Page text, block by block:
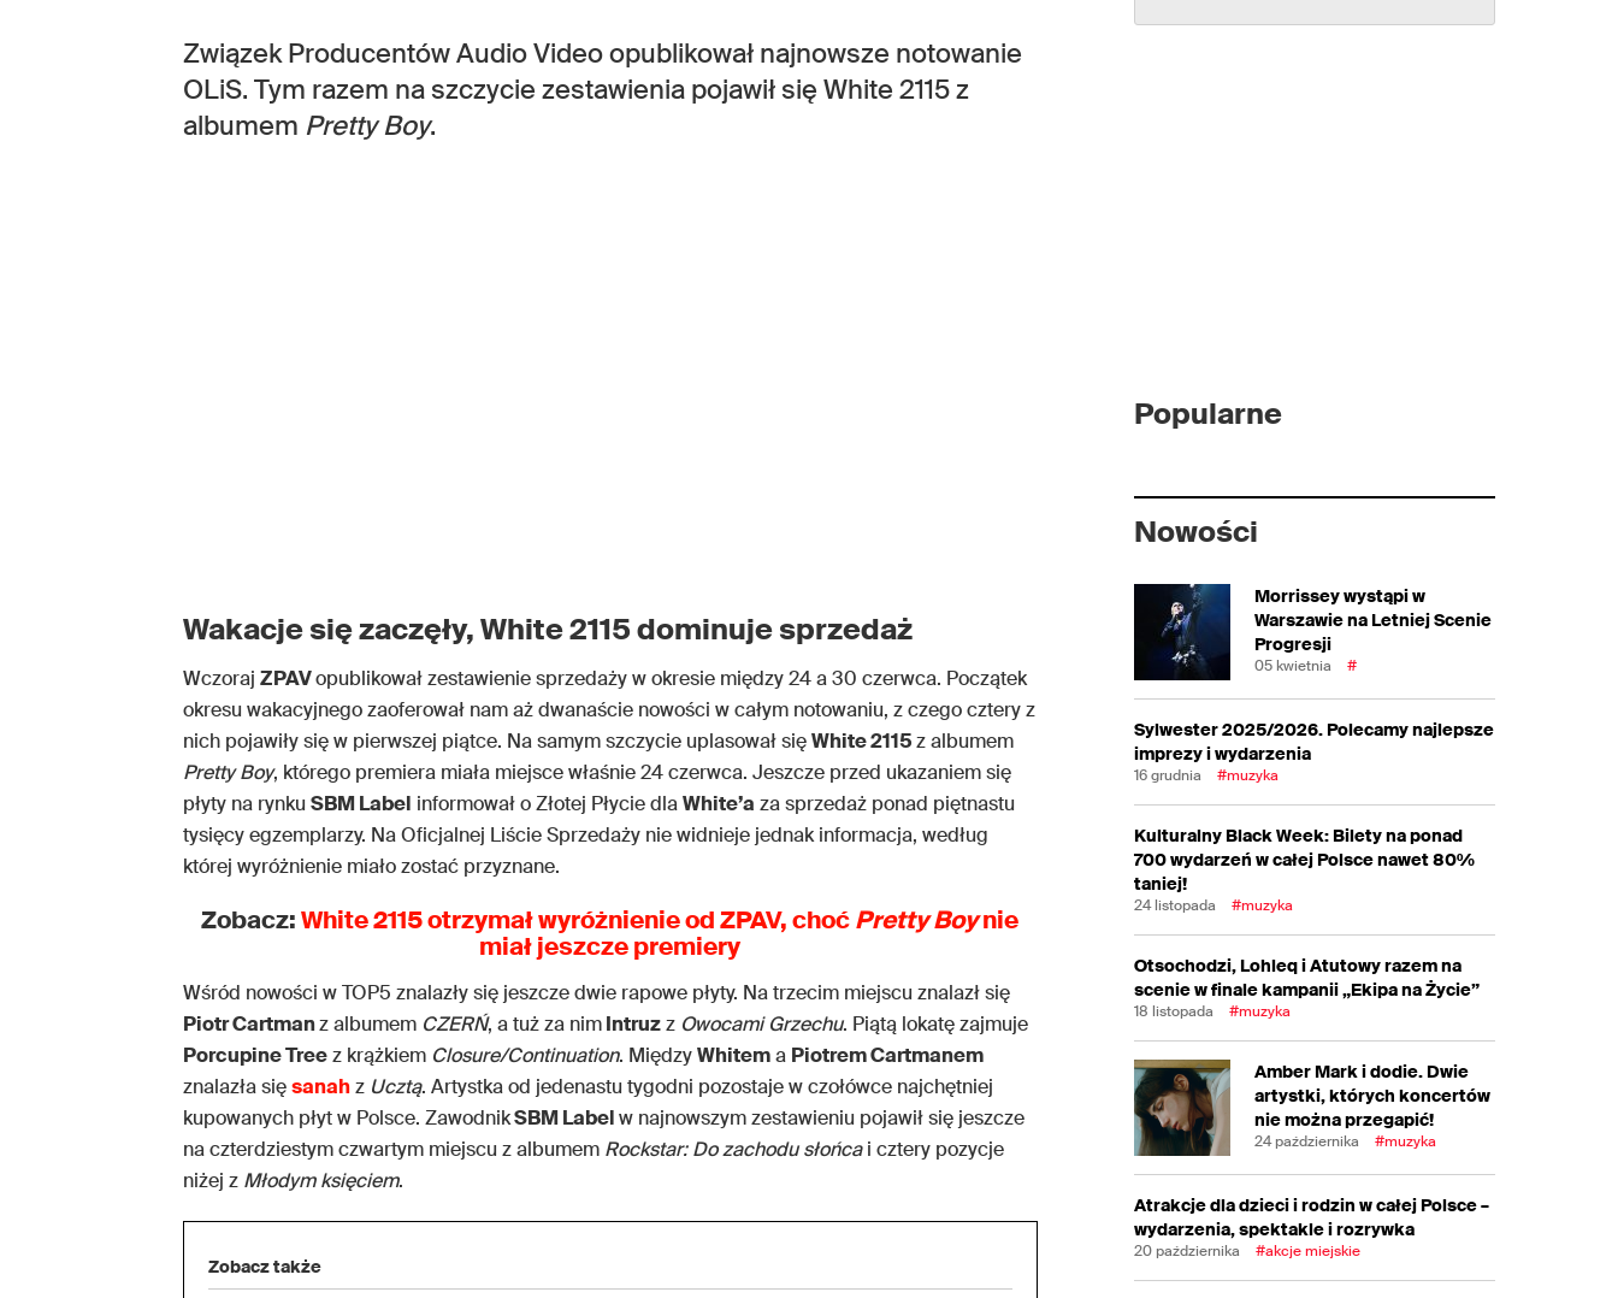
Związek Producentów Audio Video opublikował najnowsze notowanie
OLiS. Tym razem na szczycie zestawienia pojawił się White 2115 z
albumem Pretty Boy.
Wakacje się zaczęły, White 2115 dominuje sprzedaż
Wczoraj ZPAVopublikował zestawienie sprzedaży w okresie między 24 a 30 czerwca. Początek
okresu wakacyjnego zaoferował nam aż dwanaście nowości w całym notowaniu, z czego cztery z
nich pojawiły się w pierwszej piątce. Na samym szczycie uplasował sięWhite 2115z albumem
Pretty Boy, którego premiera miała miejsce właśnie 24 czerwca. Jeszcze przed ukazaniem się
płyty na rynku SBM Label informował o Złotej Płycie dlaWhite’a za sprzedaż ponad piętnastu
tysięcy egzemplarzy. Na Oficjalnej Liście Sprzedaży nie widnieje jednak informacja, według
której wyróżnienie miało zostać przyznane.
Zobacz:White 2115 otrzymał wyróżnienie od ZPAV, choćPretty Boynie
miał jeszcze premiery
Wśród nowości w TOP5 znalazły się jeszcze dwie rapowe płyty. Na trzecim miejscu znalazł się
Piotr Cartmanz albumem CZERŃ, a tuż za nimIntruzz Owocami Grzechu. Piątą lokatę zajmuje
Porcupine Treez krążkiem Closure/Continuation. MiędzyWhitema Piotrem Cartmanem
znalazła sięsanahz Ucztą. Artystka od jedenastu tygodni pozostaje w czołówce najchętniej
kupowanych płyt w Polsce. ZawodnikSBM Labelw najnowszym zestawieniu pojawił się jeszcze
na czterdziestym czwartym miejscu z albumem Rockstar: Do zachodu słońcai cztery pozycje
niżej z Młodym księciem.
Zobacz także
Popularne
Nowości
Morrissey wystąpi w
Warszawie na Letniej Scenie
Progresji
05 kwietnia #
Sylwester 2025/2026. Polecamy najlepsze
imprezy i wydarzenia
16 grudnia #muzyka
Kulturalny Black Week: Bilety na ponad
700 wydarzeń w całej Polsce nawet 80%
taniej!
24 listopada #muzyka
Otsochodzi, Lohleq i Atutowy razem na
scenie w finale kampanii „Ekipa na Życie”
18 listopada #muzyka
Amber Mark i dodie. Dwie
artystki, których koncertów
nie można przegapić!
24 października #muzyka
Atrakcje dla dzieci i rodzin w całej Polsce –
wydarzenia, spektakle i rozrywka
20 października #akcje miejskie